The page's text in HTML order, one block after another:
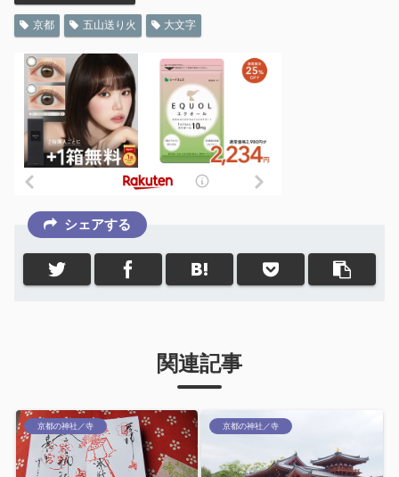
京都 五山送り火 大文字
シェアする
関連記事
京都の神社／寺 京都の神社／寺